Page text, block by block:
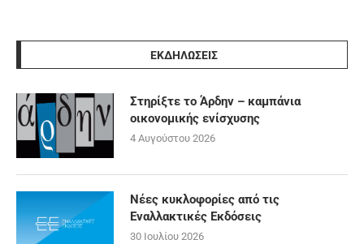
ΕΚΔΗΛΩΣΕΙΣ
Στηρίξτε το Άρδην – καμπάνια
οικονομικής ενίσχυσης
4 Αυγούστου 2026
Νέες κυκλοφορίες από τις
Εναλλακτικές Εκδόσεις
30 Ιουλίου 2026